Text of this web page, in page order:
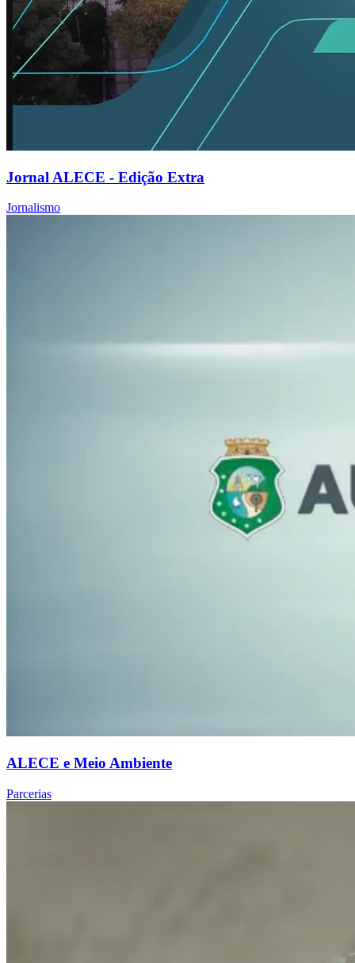
Jornal ALECE - Edição Extra
Jornalismo
ALECE e Meio Ambiente
Parcerias